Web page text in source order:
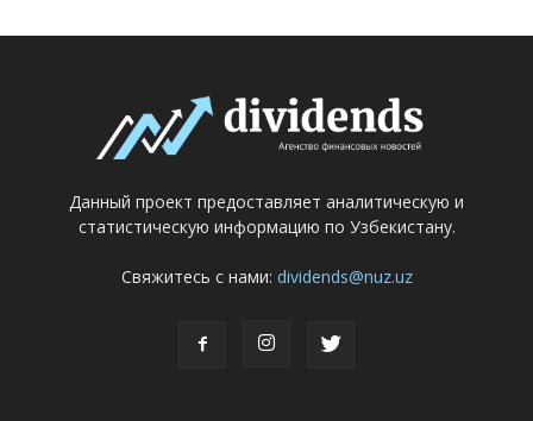
Данный проект предоставляет аналитическую и
статистическую информацию по Узбекистану.
Свяжитесь с нами: dividends@nuz.uz